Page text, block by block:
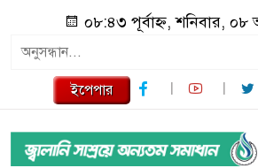
০৮:৪৩ পূর্বাহ্ন, শনিবার, ০৮
ইপেপার